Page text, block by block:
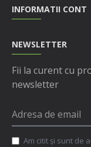
INFORMATII CONT
NEWSLETTER
Fii la curent cu
newsletter
Am citit şi sunt de